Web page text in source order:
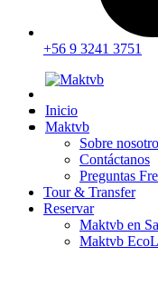
+56 9 3241 3751
Inicio
Maktvb
Sobre
Contáctanos
Preguntas
Tour & Transfer
Reservar
Maktvb en
Maktvb